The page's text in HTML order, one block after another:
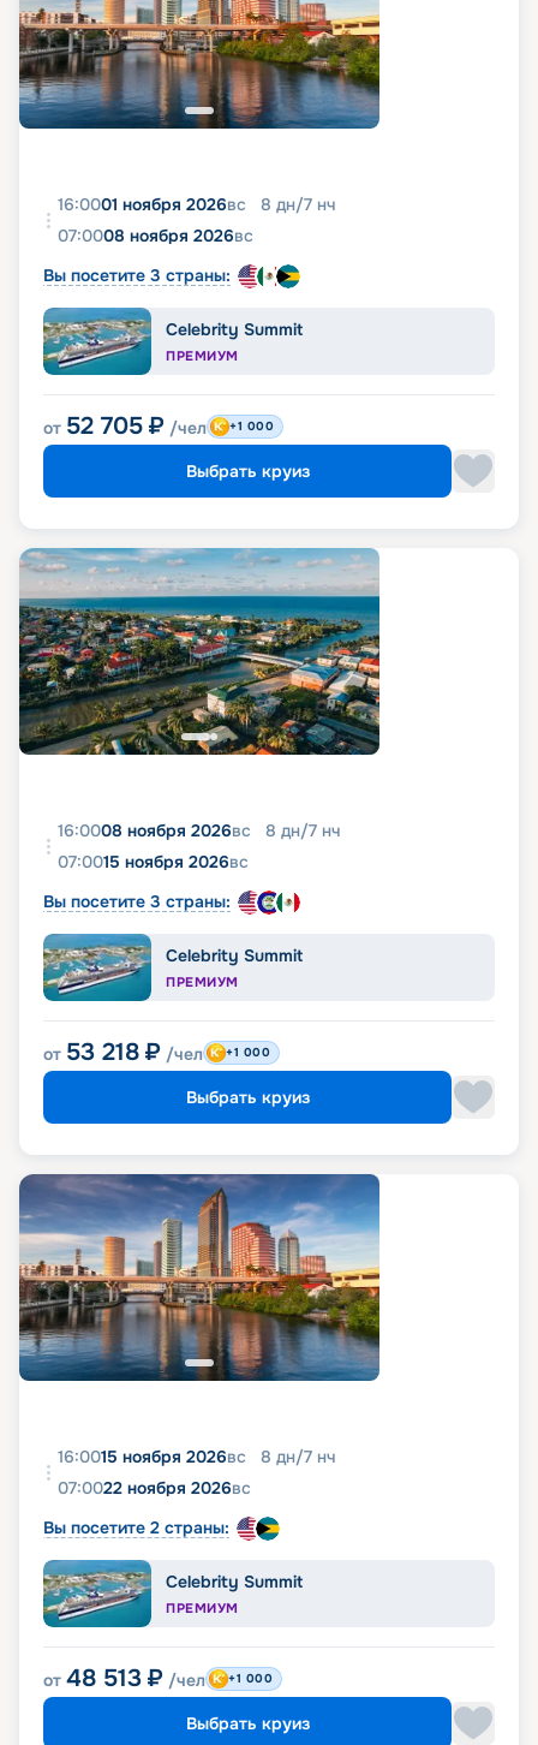
16:0001 ноября 2026вс 8 дн/7 нч
07:0008 ноября 2026вс
Вы посетите 3 страны:
Celebrity Summit
ПРЕМИУМ
от 52 705 ₽ /чел +1 000
Выбрать круиз
16:0008 ноября 2026вс 8 дн/7 нч
07:0015 ноября 2026вс
Вы посетите 3 страны:
Celebrity Summit
ПРЕМИУМ
от 53 218 ₽ /чел +1 000
Выбрать круиз
16:0015 ноября 2026вс 8 дн/7 нч
07:0022 ноября 2026вс
Вы посетите 2 страны:
Celebrity Summit
ПРЕМИУМ
от 48 513 ₽ /чел +1 000
Выбрать круиз